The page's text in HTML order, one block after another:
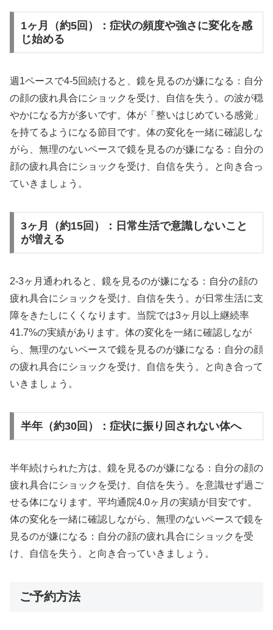
1ヶ月（約5回）：症状の頻度や強さに変化を感
じ始める
週1ペースで4-5回続けると、鏡を見るのが嫌になる：自分
の顔の疲れ具合にショックを受け、自信を失う。の波が穏
やかになる方が多いです。体が「整いはじめている感覚」
を持てるようになる節目です。体の変化を一緒に確認しな
がら、無理のないペースで鏡を見るのが嫌になる：自分の
顔の疲れ具合にショックを受け、自信を失う。と向き合っ
ていきましょう。
3ヶ月（約15回）：日常生活で意識しないこと
が増える
2-3ヶ月通われると、鏡を見るのが嫌になる：自分の顔の
疲れ具合にショックを受け、自信を失う。が日常生活に支
障をきたしにくくなります。当院では3ヶ月以上継続率
41.7%の実績があります。体の変化を一緒に確認しなが
ら、無理のないペースで鏡を見るのが嫌になる：自分の顔
の疲れ具合にショックを受け、自信を失う。と向き合って
いきましょう。
半年（約30回）：症状に振り回されない体へ
半年続けられた方は、鏡を見るのが嫌になる：自分の顔の
疲れ具合にショックを受け、自信を失う。を意識せず過ご
せる体になります。平均通院4.0ヶ月の実績が目安です。
体の変化を一緒に確認しながら、無理のないペースで鏡を
見るのが嫌になる：自分の顔の疲れ具合にショックを受
け、自信を失う。と向き合っていきましょう。
ご予約方法